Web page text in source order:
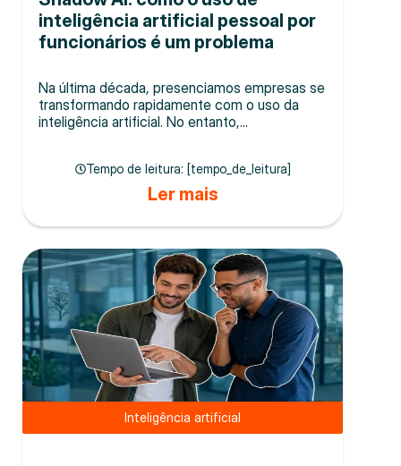
inteligência artificial pessoal por
funcionários é um problema
Na última década, presenciamos empresas se
transformando rapidamente com o uso da
inteligência artificial. No entanto,...
Tempo de leitura: [tempo_de_leitura]
Ler mais
Inteligência artificial